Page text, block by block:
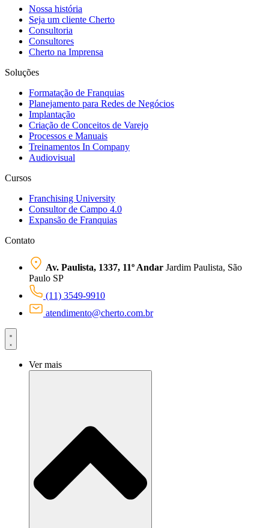
Nossa história
Seja um cliente Cherto
Consultoria
Consultores
Cherto na Imprensa
Soluções
Formatação de Franquias
Planejamento para Redes de Negócios
Implantação
Criação de Conceitos de Varejo
Processos e Manuais
Treinamentos In Company
Audiovisual
Cursos
Franchising University
Consultor de Campo 4.0
Expansão de Franquias
Contato
Av. Paulista, 1337, 11º Andar Jardim Paulista, São
Paulo SP
(11) 3549-9910
atendimento@cherto.com.br
Ver mais